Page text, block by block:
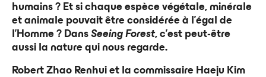
humains ? Et si chaque espèce végétale, minérale
et animale pouvait être considérée à l’égal de
l’Homme ? Dans Seeing Forest, c’est peut-être
aussi la nature qui nous regarde.
Robert Zhao Renhui et la commissaire Haeju Kim